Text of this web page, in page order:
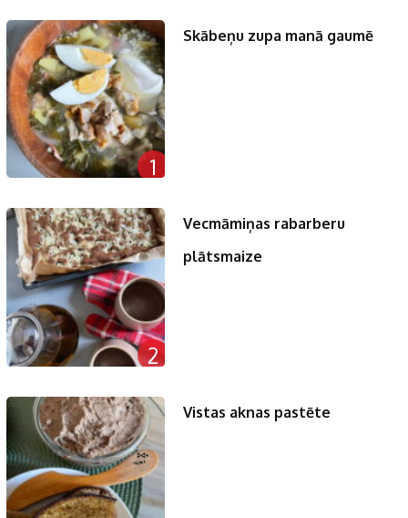
1
Skābeņu zupa manā gaumē
2
Vecmāmiņas rabarberu
plātsmaize
Vistas aknas pastēte